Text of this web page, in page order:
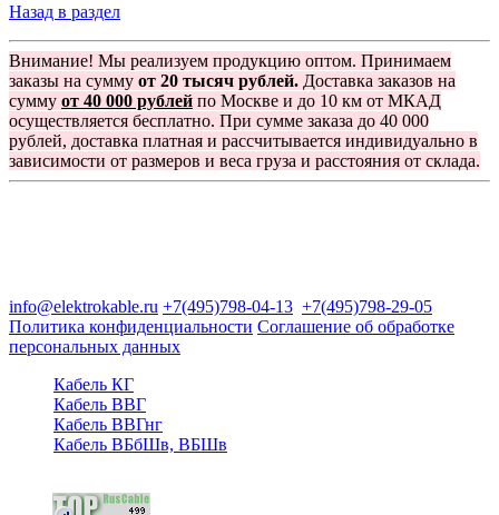
Назад в раздел
Внимание! Мы реализуем продукцию оптом. Принимаем
заказы на сумму от 20 тысяч рублей. Доставка заказов на
сумму от 40 000 рублей по Москве и до 10 км от МКАД
осуществляется бесплатно. При сумме заказа до 40 000
рублей, доставка платная и рассчитывается индивидуально в
зависимости от размеров и веса груза и расстояния от склада.
info@elektrokable.ru +7(495)798-04-13 +7(495)798-29-05
Политика конфиденциальности Соглашение об обработке
персональных данных
Кабель КГ
Кабель ВВГ
Кабель ВВГнг
Кабель ВБбШв, ВБШв